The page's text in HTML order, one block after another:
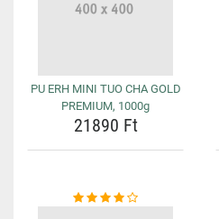
PU ERH MINI TUO CHA GOLD
PREMIUM, 1000g
21890 Ft